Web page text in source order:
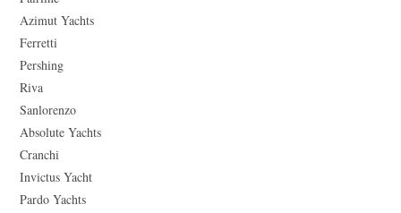
Azimut Yachts
Ferretti
Pershing
Riva
Sanlorenzo
Absolute Yachts
Cranchi
Invictus Yacht
Pardo Yachts